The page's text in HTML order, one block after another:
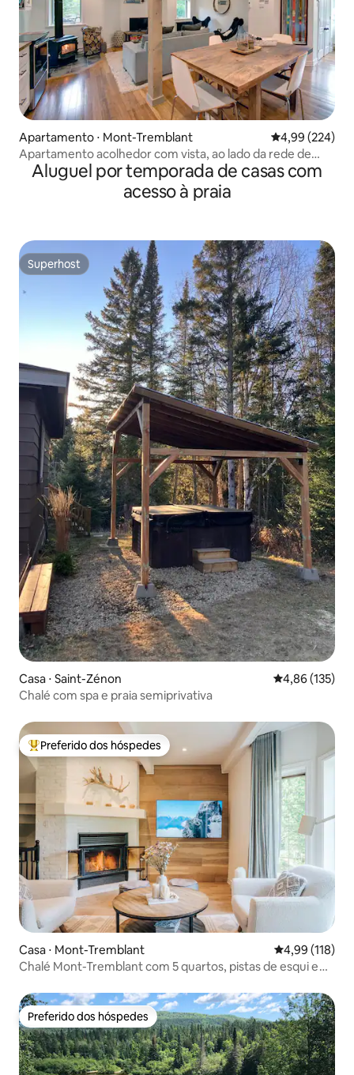
Apartamento ⋅ Mont-Tremblant 4,99 de uma
4,99 (224)
Apartamento acolhedor com vista, ao lado da rede de
trilhas, a 7 minutos da MTN
Aluguel por temporada de casas com
acesso à praia
Superhost
Superhost
Casa ⋅ Saint-Zénon 4,86 de uma
4,86 (135)
Chalé com spa e praia semiprivativa
Entre os melhores preferidos dos hóspedes
Preferido dos hóspedes
Casa ⋅ Mont-Tremblant 4,99 de uma
4,99 (118)
Chalé Mont-Tremblant com 5 quartos, pistas de esqui e
Preferido dos hóspedes
Preferido dos hóspedes